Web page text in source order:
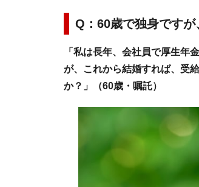
Q：60歳で独身です
「私は長年、会社員で厚生年
が、これから結婚すれば、受
か？」（60歳・嘱託）